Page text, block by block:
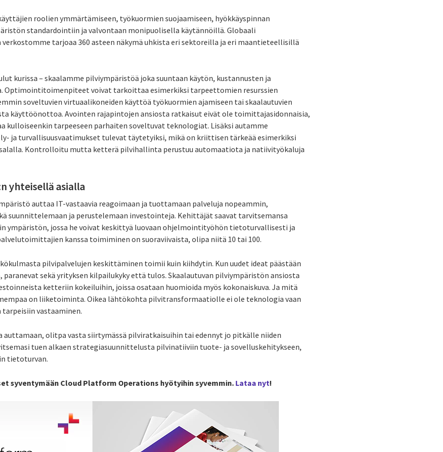
roolien ymmärtämiseen, työkuormien suojaamiseen, hyökkäyspinnan
standardointiin ja valvontaan monipuolisella käytännöillä. Globaali
tarjoaa 360 asteen näkymä uhkista eri sektoreilla ja eri maantieteellisillä
kurissa – skaalamme pilviympäristöä joka suuntaan käytön, kustannusten ja
Optimointitoimenpiteet voivat tarkoittaa esimerkiksi tarpeettomien resurssien
soveltuvien virtuaalikoneiden käyttöä työkuormien ajamiseen tai skaalautuvien
käyttöönottoa. Avointen rajapintojen ansiosta ratkaisut eivät ole toimittajasidonnaisia,
kulloiseenkin tarpeeseen parhaiten soveltuvat teknologiat. Lisäksi autamme
ja turvallisuusvaatimukset tulevat täytetyiksi, mikä on kriittisen tärkeää esimerkiksi
Kontrolloitu mutta ketterä pilvihallinta perustuu automaatiota ja natiivityökaluja
yhteisellä asialla
auttaa IT-vastaavia reagoimaan ja tuottamaan palveluja nopeammin,
suunnittelemaan ja perustelemaan investointeja. Kehittäjät saavat tarvitsemansa
ympäristön, jossa he voivat keskittyä luovaan ohjelmointityöhön tietoturvallisesti ja
kanssa toimiminen on suoraviivaista, olipa niitä 10 tai 100.
pilvipalvelujen keskittäminen toimii kuin kiihdytin. Kun uudet ideat päästään
sekä yrityksen kilpailukyky että tulos. Skaalautuvan pilviympäristön ansiosta
ketteriin kokeiluihin, joissa osataan huomioida myös kokonaiskuva. Ja mitä
on liiketoiminta. Oikea lähtökohta pilvitransformaatiolle ei ole teknologia vaan
vastaaminen.
auttamaan, olitpa vasta siirtymässä pilviratkaisuihin tai edennyt jo pitkälle niiden
tuen alkaen strategiasuunnittelusta pilvinatiiviin tuote- ja sovelluskehitykseen,
tietoturvan.
syventymään Cloud Platform Operations hyötyihin syvemmin. Lataa nyt!